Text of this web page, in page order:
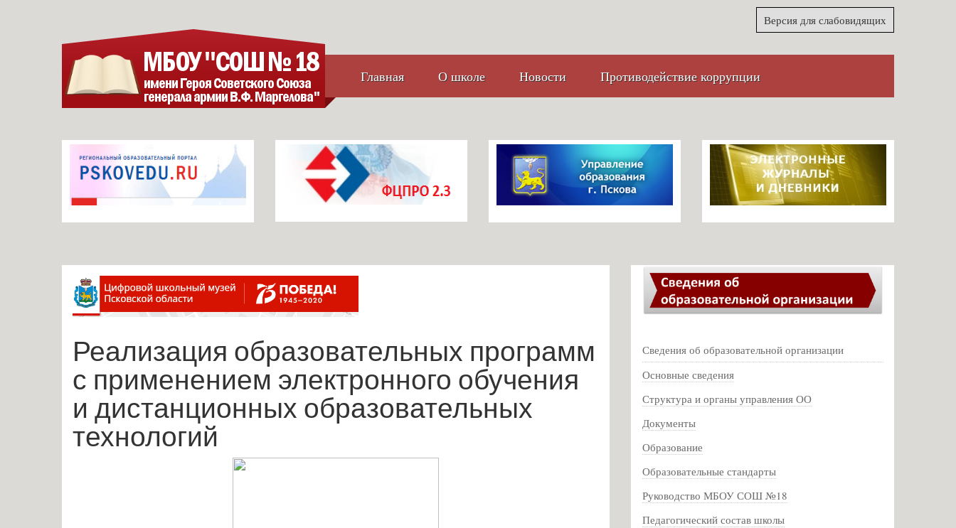
Версия для слабовидящих
Главная О школе Новости Противодействие коррупции
Реализация образовательных программ
с применением электронного обучения
и дистанционных образовательных
технологий
Сведения об образовательной организации
Основные сведения
Структура и органы управления ОО
Документы
Образование
Образовательные стандарты
Руководство МБОУ СОШ №18
Педагогический состав школы